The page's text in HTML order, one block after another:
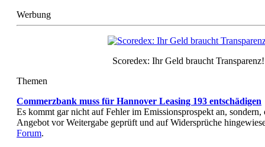
Werbung
Scoredex: Ihr Geld braucht Transparenz!
Themen
Commerzbank muss für Hannover Leasing 193 entschädigen
Es kommt gar nicht auf Fehler im Emissionsprospekt an, sondern,
Angebot vor Weitergabe geprüft und auf Widersprüche
Forum.